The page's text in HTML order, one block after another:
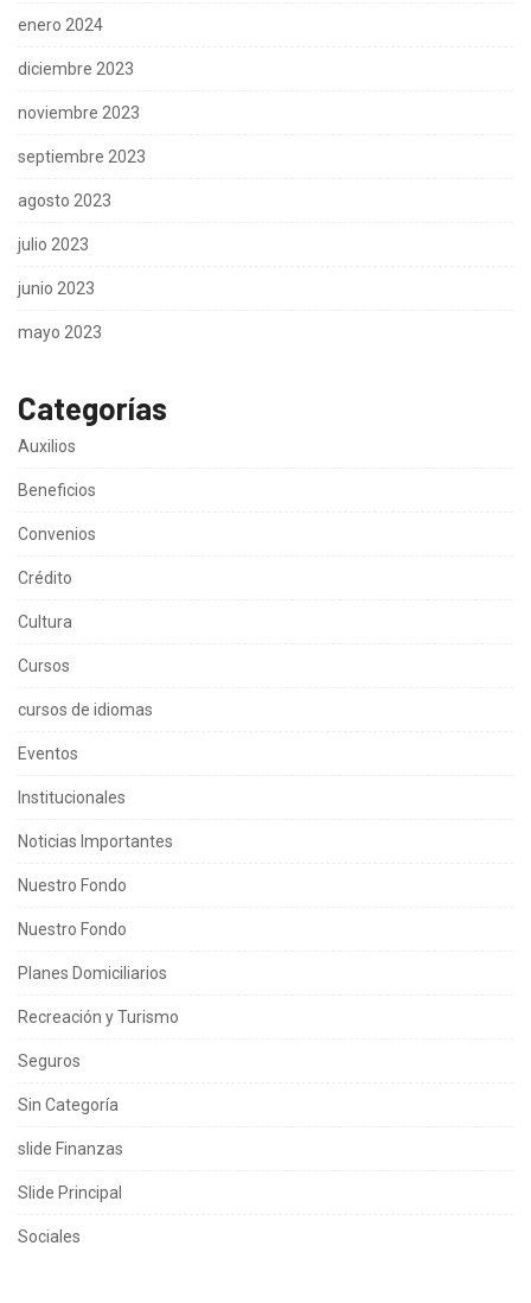
enero 2024
diciembre 2023
noviembre 2023
septiembre 2023
agosto 2023
julio 2023
junio 2023
mayo 2023
Categorías
Auxilios
Beneficios
Convenios
Crédito
Cultura
Cursos
cursos de idiomas
Eventos
Institucionales
Noticias Importantes
Nuestro Fondo
Nuestro Fondo
Planes Domiciliarios
Recreación y Turismo
Seguros
Sin Categoría
slide Finanzas
Slide Principal
Sociales